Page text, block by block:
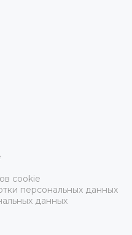
cookie
персональных данных
данных